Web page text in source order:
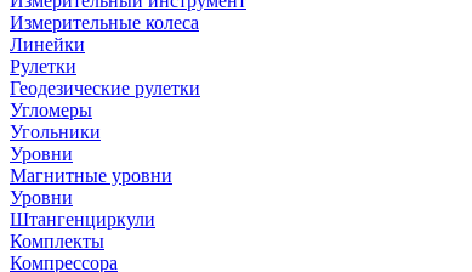
Измерительные колеса
Линейки
Рулетки
Геодезические рулетки
Угломеры
Угольники
Уровни
Магнитные уровни
Уровни
Штангенциркули
Комплекты
Компрессора